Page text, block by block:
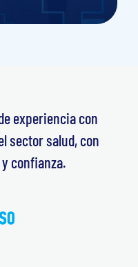
experiencia con
sector salud, con
confianza.